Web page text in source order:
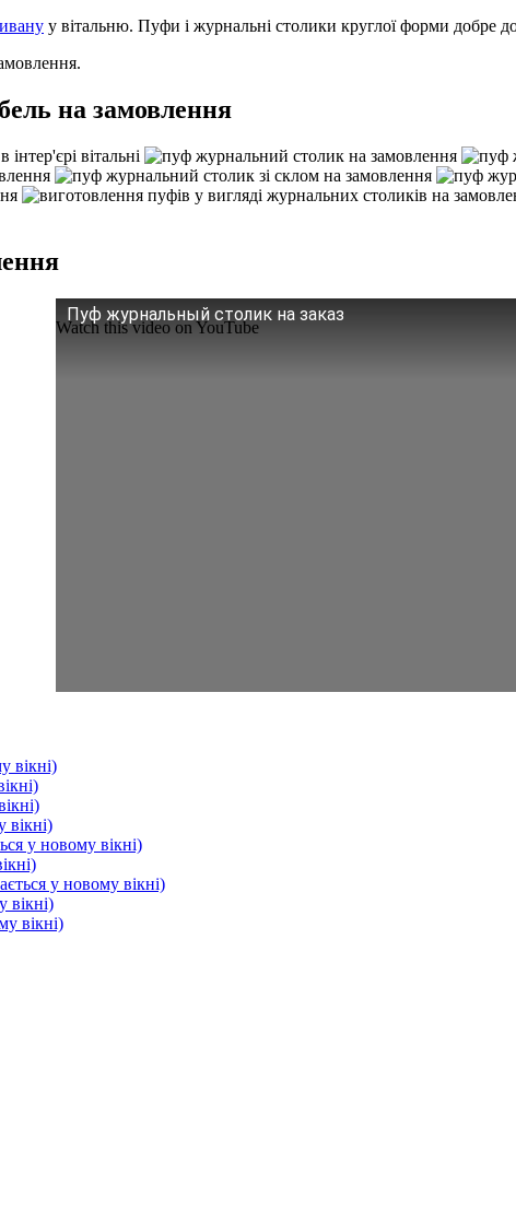
у вітальню. Пуфи і журнальні столики круглої форми добре
на замовлення
Пуф журнальный столик на заказ
Watch this video on YouTube
вікні)
вікні)
у новому вікні)
у новому вікні)
вікні)
вікні)